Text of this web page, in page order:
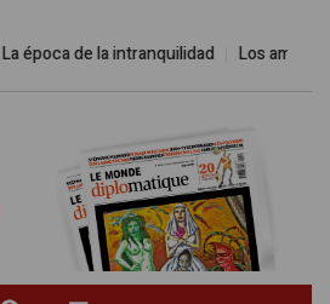
La época de la intranquilidad Los amos